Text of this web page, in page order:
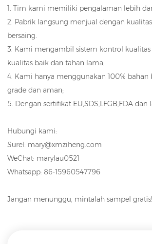
1. Tim kami memiliki pengalaman lebih
2. Pabrik langsung menjual dengan
bersaing.
3. Kami mengambil sistem kontrol
kualitas baik dan tahan lama;
4. Kami hanya menggunakan 100% bahan
grade dan aman;
5. Dengan sertifikat EU,SDS,LFGB,FDA dan
Hubungi kami:
Surel: mary@xmziheng.com
WeChat: marylau0521
Whatsapp: 86-15960547796
Jangan menunggu, mintalah sampel gratis!